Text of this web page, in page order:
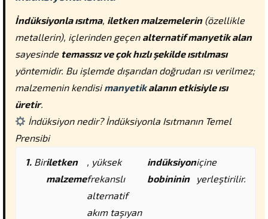
İndüksiyonla ısıtma, iletken malzemelerin(özellikle
metallerin), içlerinden geçen alternatif manyetik alan
sayesinde temassız ve çok hızlı şekilde ısıtılması
yöntemidir. Bu işlemde dışarıdan doğrudan ısı verilmez;
malzemenin kendisimanyetikalanın etkisiyle ısı
üretir.
İndüksiyon nedir? İndüksiyonla Isıtmanın Temel
Prensibi
Biriletken
malzeme
, yüksek
frekanslı
alternatif
akım taşıyan
indüksiyon
bobininin
içine
yerleştirilir.